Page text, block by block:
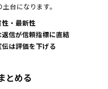
ストで抜け漏れ防止
攻法と失敗しない注意ポ
運用ループの作り方
台になります。
・最新性
信が信頼指標に直結
は評価を下げる
とめる